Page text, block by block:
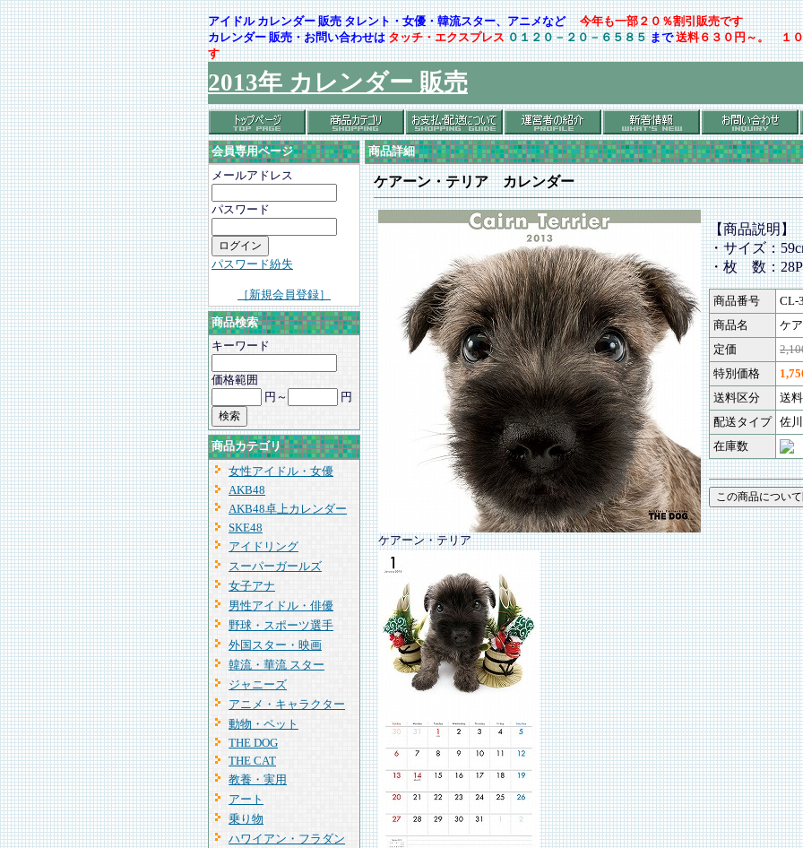
アイドル カレンダー 販売 タレント・女優・韓流スター、アニメなど今年も一部２０％割引販売です
カレンダー 販売・お問い合わせはタッチ・エクスプレス ０１２０－２０－６５８５ まで送料６３０円～。 １
す
2013年 カレンダー 販売
会員専用ページ
メールアドレス
パスワード
パスワード紛失
［新規会員登録］
商品検索
キーワード
価格範囲
円～
円
商品カテゴリ
女性アイドル・女優
AKB48
AKB48卓上カレンダー
SKE48
アイドリング
スーパーガールズ
女子アナ
男性アイドル・俳優
野球・スポーツ選手
外国スター・映画
韓流・華流 スター
ジャニーズ
アニメ・キャラクター
動物・ペット
THE DOG
THE CAT
教養・実用
アート
乗り物
ハワイアン・フラダン
商品詳細
ケアーン・テリア カレンダー
ケアーン・テリア
【商品説明】
・サイズ：
・枚 数：28P
商品番号
CL-
商品名
ケ
定価
特別価格
送料区分
送
配送タイプ 佐
在庫数